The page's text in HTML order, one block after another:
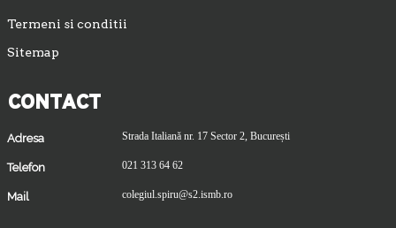
Termeni si conditii
Sitemap
CONTACT
Adresa Strada Italiană nr. 17 Sector 2, București
Telefon 021 313 64 62
Mail colegiul.spiru@s2.ismb.ro